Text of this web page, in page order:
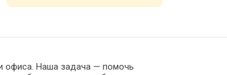
офиса. Наша задача — помочь